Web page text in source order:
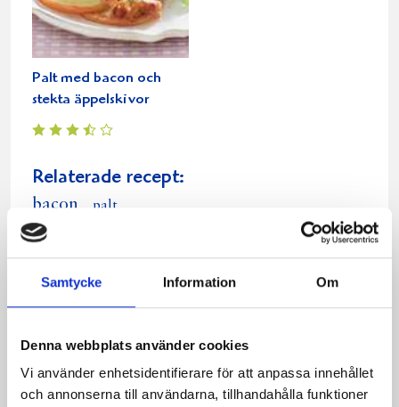
Samtycke Information Om
Denna webbplats använder cookies
Vi använder enhetsidentifierare för att anpassa innehållet
och annonserna till användarna, tillhandahålla funktioner
Palt med bacon och
stekta äppelskivor
Relaterade recept:
bacon palt
palt bacon och stekta äpplen
Dela
på
Dela
på
Dela
på
via
post
Skriv
ut